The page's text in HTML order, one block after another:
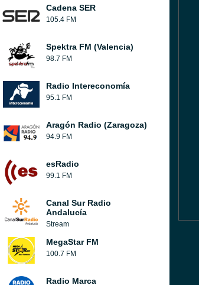
Cadena SER
105.4 FM
Spektra FM (Valencia)
98.7 FM
Radio Intereconomía
95.1 FM
Aragón Radio (Zaragoza)
94.9 FM
esRadio
99.1 FM
Canal Sur Radio
Andalucía
Stream
MegaStar FM
100.7 FM
Radio Marca